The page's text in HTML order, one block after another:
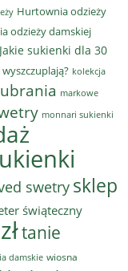
Hurtownia odzieży
odzieży damskiej
Jakie sukienki dla 30
kolekcja
markowe
monnari sukienki
swetry sklep
świąteczny
tanie
damskie wiosna